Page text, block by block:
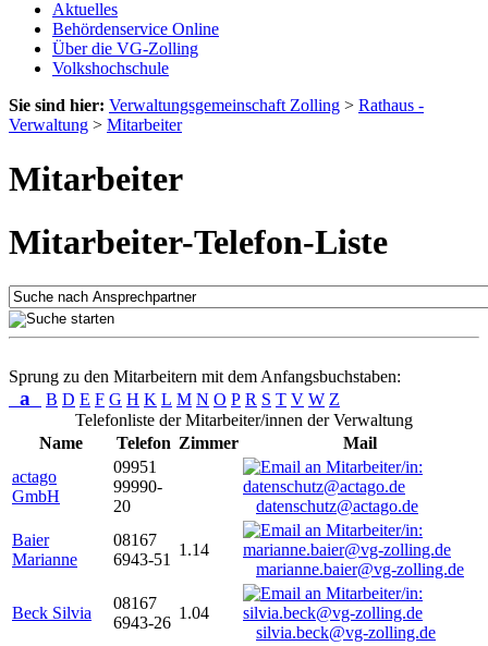
Aktuelles
Behördenservice Online
Über die VG-Zolling
Volkshochschule
Sie sind hier: Verwaltungsgemeinschaft Zolling > Rathaus -
Verwaltung > Mitarbeiter
Mitarbeiter
Mitarbeiter-Telefon-Liste
Sprung zu den Mitarbeitern mit dem Anfangsbuchstaben:
a B D E F G H K L M N O P R S T V W Z
Telefonliste der Mitarbeiter/innen der Verwaltung
Name
Telefon Zimmer
Mail
actago
GmbH
09951
99990-
20
datenschutz@actago.de
Baier
Marianne
08167
6943-51
1.14
marianne.baier@vg-zolling.de
Beck Silvia
08167
6943-26
1.04
silvia.beck@vg-zolling.de